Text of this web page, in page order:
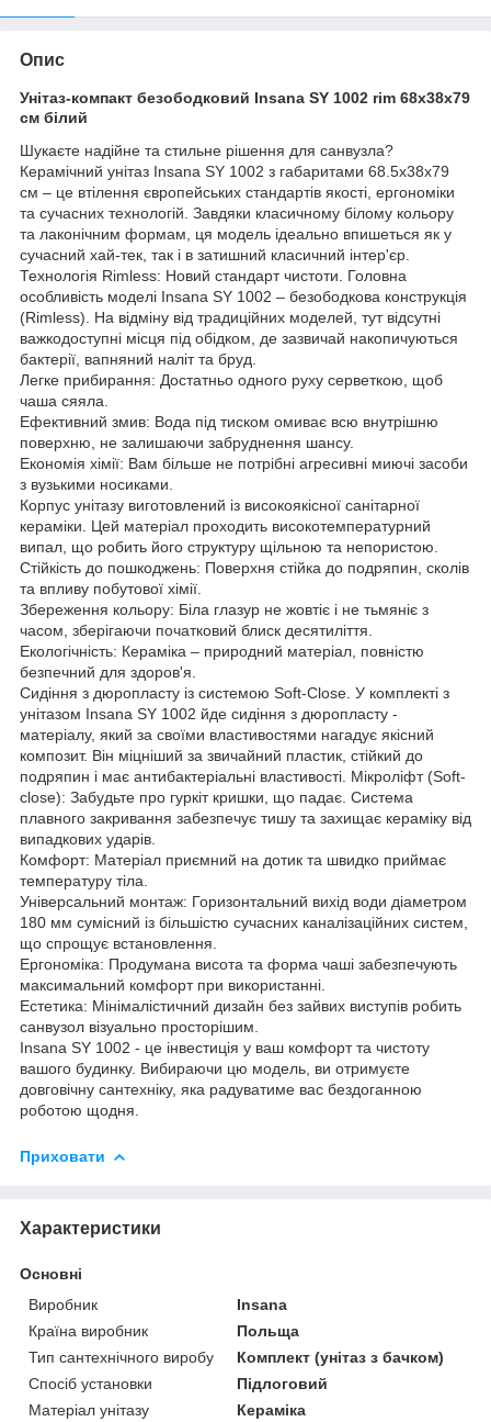
Опис
Унітаз-компакт безободковий Insana SY 1002 rim 68х38х79
см білий
Шукаєте надійне та стильне рішення для санвузла?
Керамічний унітаз Insana SY 1002 з габаритами 68.5x38x79
см – це втілення європейських стандартів якості, ергономіки
та сучасних технологій. Завдяки класичному білому кольору
та лаконічним формам, ця модель ідеально впишеться як у
сучасний хай-тек, так і в затишний класичний інтер'єр.
Технологія Rimless: Новий стандарт чистоти. Головна
особливість моделі Insana SY 1002 – безободкова конструкція
(Rimless). На відміну від традиційних моделей, тут відсутні
важкодоступні місця під обідком, де зазвичай накопичуються
бактерії, вапняний наліт та бруд.
Легке прибирання: Достатньо одного руху серветкою, щоб
чаша сяяла.
Ефективний змив: Вода під тиском омиває всю внутрішню
поверхню, не залишаючи забруднення шансу.
Економія хімії: Вам більше не потрібні агресивні миючі засоби
з вузькими носиками.
Корпус унітазу виготовлений із високоякісної санітарної
кераміки. Цей матеріал проходить високотемпературний
випал, що робить його структуру щільною та непористою.
Стійкість до пошкоджень: Поверхня стійка до подряпин, сколів
та впливу побутової хімії.
Збереження кольору: Біла глазур не жовтіє і не тьмяніє з
часом, зберігаючи початковий блиск десятиліття.
Екологічність: Кераміка – природний матеріал, повністю
безпечний для здоров'я.
Сидіння з дюропласту із системою Soft-Close. У комплекті з
унітазом Insana SY 1002 йде сидіння з дюропласту -
матеріалу, який за своїми властивостями нагадує якісний
композит. Він міцніший за звичайний пластик, стійкий до
подряпин і має антибактеріальні властивості. Мікроліфт (Soft-
close): Забудьте про гуркіт кришки, що падає. Система
плавного закривання забезпечує тишу та захищає кераміку від
випадкових ударів.
Комфорт: Матеріал приємний на дотик та швидко приймає
температуру тіла.
Універсальний монтаж: Горизонтальний вихід води діаметром
180 мм сумісний із більшістю сучасних каналізаційних систем,
що спрощує встановлення.
Ергономіка: Продумана висота та форма чаші забезпечують
максимальний комфорт при використанні.
Естетика: Мінімалістичний дизайн без зайвих виступів робить
санвузол візуально просторішим.
Insana SY 1002 - це інвестиція у ваш комфорт та чистоту
вашого будинку. Вибираючи цю модель, ви отримуєте
довговічну сантехніку, яка радуватиме вас бездоганною
роботою щодня.
Приховати
Характеристики
Основні
Виробник
Insana
Країна виробник
Польща
Тип сантехнічного виробу
Комплект (унітаз з бачком)
Спосіб установки
Підлоговий
Матеріал унітазу
Кераміка